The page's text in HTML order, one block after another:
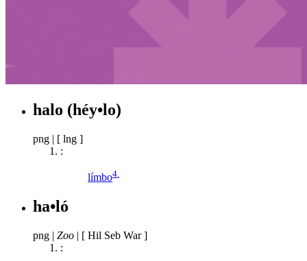
halo (héy•lo)
png | [ lng ]
:
límbo4.
ha•ló
png | Zoo | [ Hil Seb War ]
: